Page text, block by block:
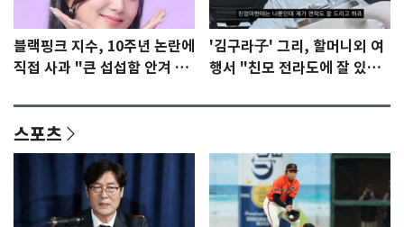
블랙핑크 지수, 10주년 논란에
직접 사과 "큰 섭섭함 안겨 미
'김구라子' 그리, 할머니외 여
행서 "친모 전라도에 잘 있
스포츠